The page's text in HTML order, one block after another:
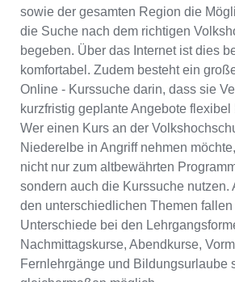
sowie der gesamten Region die
die Suche nach dem richtigen
begeben. Über das Internet ist dies
komfortabel. Zudem besteht ein
Online - Kurssuche darin, dass sie
kurzfristig geplante Angebote flexibel
Wer einen Kurs an der
Niederelbe in Angriff nehmen
nicht nur zum altbewährten
sondern auch die Kurssuche nutzen.
den unterschiedlichen Themen
Unterschiede bei den
Nachmittagskurse, Abendkurse,
Fernlehrgänge und Bildungsurlaube